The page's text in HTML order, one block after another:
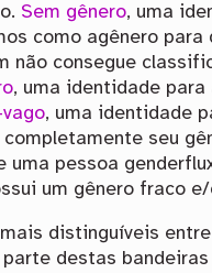
Sem gênero, uma
como agênero
não consegue
, uma identidade
, uma identidade
seu
uma pessoa
um gênero fraco
distinguíveis
destas